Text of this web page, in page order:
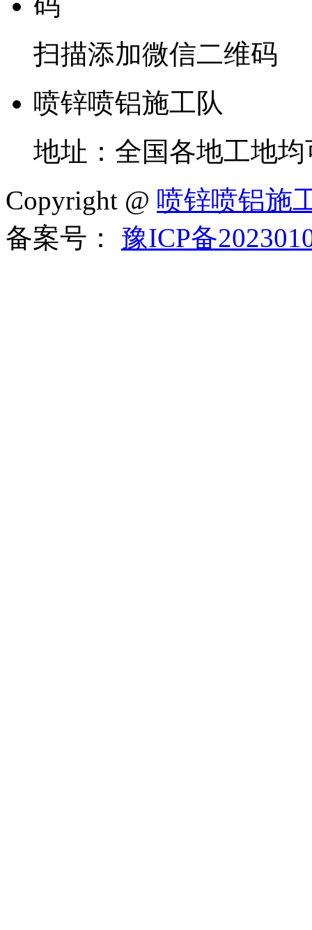
扫描添加微信二维码
喷锌喷铝施工队
地址：全国各地工地均
Copyright @ 喷锌喷铝施
备案号： 豫ICP备